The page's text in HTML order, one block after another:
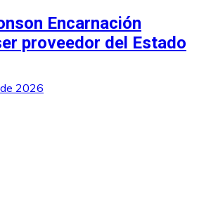
Encarnación
proveedor del Estado
2026